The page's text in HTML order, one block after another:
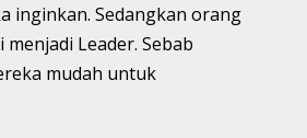
inginkan. Sedangkan orang
Leader. Sebab
mudah untuk